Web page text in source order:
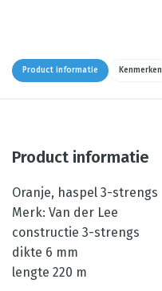
Product informatie Kenmerken
Product informatie
Oranje, haspel 3-strengs
Merk: Van der Lee
constructie 3-strengs
dikte 6 mm
lengte 220 m